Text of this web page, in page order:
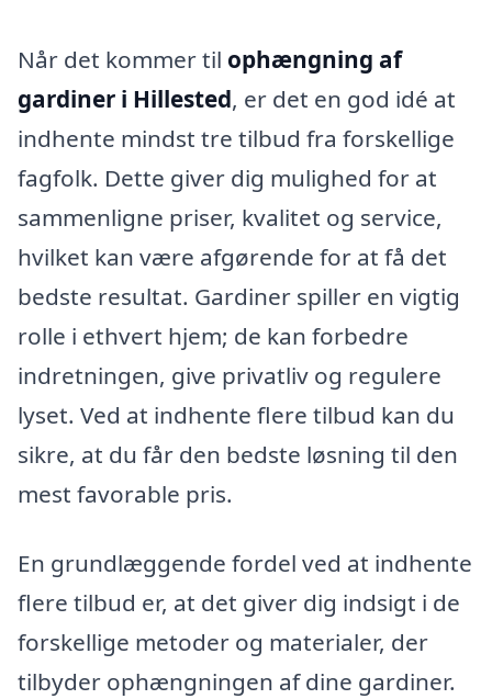
Når det kommer til ophængning af
gardiner i Hillested, er det en god idé at
indhente mindst tre tilbud fra forskellige
fagfolk. Dette giver dig mulighed for at
sammenligne priser, kvalitet og service,
hvilket kan være afgørende for at få det
bedste resultat. Gardiner spiller en vigtig
rolle i ethvert hjem; de kan forbedre
indretningen, give privatliv og regulere
lyset. Ved at indhente flere tilbud kan du
sikre, at du får den bedste løsning til den
mest favorable pris.
En grundlæggende fordel ved at indhente
flere tilbud er, at det giver dig indsigt i de
forskellige metoder og materialer, der
tilbyder ophængningen af dine gardiner.